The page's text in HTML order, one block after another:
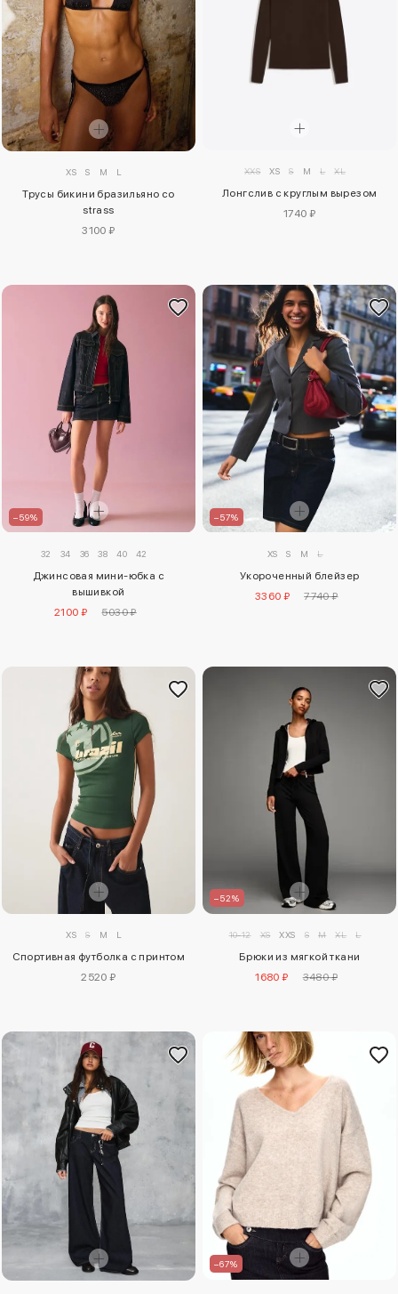
XS S M L
Трусы бикини бразильяно со
strass
3100 ₽
XXS XS S M L XL
Лонгслив с круглым вырезом
1740 ₽
–59%
32 34 36 38 40 42
Джинсовая мини-юбка с
вышивкой
2100 ₽
5030 ₽
–57%
XS S M L
Укороченный блейзер
3360 ₽
7740 ₽
XS S M L
Спортивная футболка с принтом
2520 ₽
–52%
10-12 XS XXS S M XL L
Брюки из мягкой ткани
1680 ₽
3480 ₽
–67%